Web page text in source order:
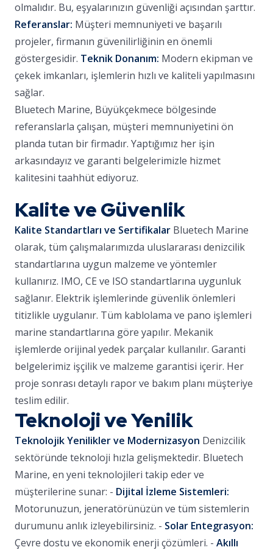
olmalıdır. Bu, eşyalarınızın güvenliği açısından şarttır.
Referanslar: Müşteri memnuniyeti ve başarılı
projeler, firmanın güvenilirliğinin en önemli
göstergesidir. Teknik Donanım: Modern ekipman ve
çekek imkanları, işlemlerin hızlı ve kaliteli yapılmasını
sağlar.
Bluetech Marine, Büyükçekmece bölgesinde
referanslarla çalışan, müşteri memnuniyetini ön
planda tutan bir firmadır. Yaptığımız her işin
arkasındayız ve garanti belgelerimizle hizmet
kalitesini taahhüt ediyoruz.
Kalite ve Güvenlik
Kalite Standartları ve Sertifikalar Bluetech Marine
olarak, tüm çalışmalarımızda uluslararası denizcilik
standartlarına uygun malzeme ve yöntemler
kullanırız. IMO, CE ve ISO standartlarına uygunluk
sağlanır. Elektrik işlemlerinde güvenlik önlemleri
titizlikle uygulanır. Tüm kablolama ve pano işlemleri
marine standartlarına göre yapılır. Mekanik
işlemlerde orijinal yedek parçalar kullanılır. Garanti
belgelerimiz işçilik ve malzeme garantisi içerir. Her
proje sonrası detaylı rapor ve bakım planı müşteriye
teslim edilir.
Teknoloji ve Yenilik
Teknolojik Yenilikler ve Modernizasyon Denizcilik
sektöründe teknoloji hızla gelişmektedir. Bluetech
Marine, en yeni teknolojileri takip eder ve
müşterilerine sunar: - Dijital İzleme Sistemleri:
Motorunuzun, jeneratörünüzün ve tüm sistemlerin
durumunu anlık izleyebilirsiniz. - Solar Entegrasyon:
Çevre dostu ve ekonomik enerji çözümleri. - Akıllı